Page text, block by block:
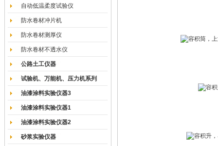
自动低温柔度试验仪
防水卷材冲片机
防水卷材测厚仪
防水卷材不透水仪
公路土工仪器
试验机、万能机、压力机系列
油漆涂料实验仪器3
油漆涂料实验仪器1
油漆涂料实验仪器2
砂浆实验仪器